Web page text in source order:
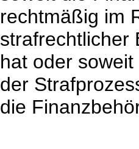
rechtmäßig im
strafrechtlicher
hat oder
der
die